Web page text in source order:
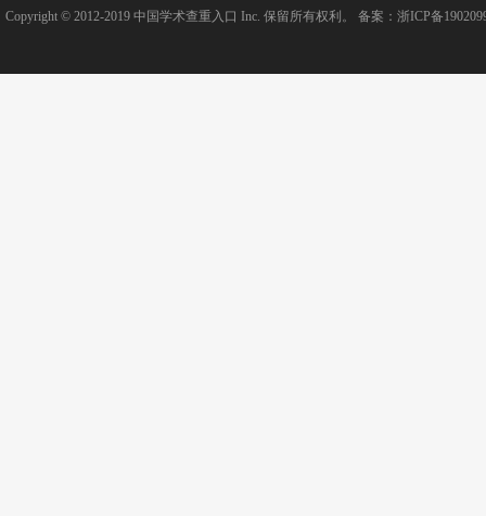
Copyright © 2012-2019 中国学术查重入口 Inc. 保留所有权利。 备案： 浙ICP备